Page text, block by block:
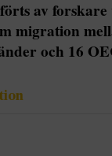
av
migration
och 16